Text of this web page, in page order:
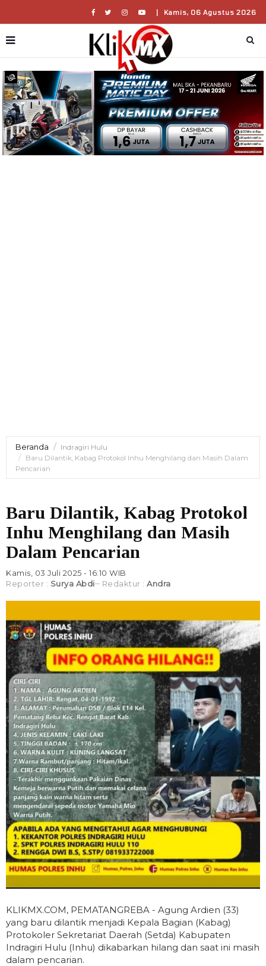
| Kamis, 06 Agustus 2026
Beranda
Indragiri Hulu
Baru Dilantik, Kabag Protokol Inhu Menghilang dan Masih Dalam
Pencarian
Baru Dilantik, Kabag Protokol
Inhu Menghilang dan Masih
Dalam Pencarian
Kamis, 03 Juli 2025 - 16:10 WIB
Reporter : Surya Abdi Redaktur : Andra
KLIKMX.COM, PEMATANGREBA - Agung Ardien (33)
yang baru dilantik menjadi Kepala Bagian (Kabag)
Protokoler Sekretariat Daerah (Setda) Kabupaten
Indragiri Hulu (Inhu) dikabarkan hilang dan saat ini masih
dalam pencarian.